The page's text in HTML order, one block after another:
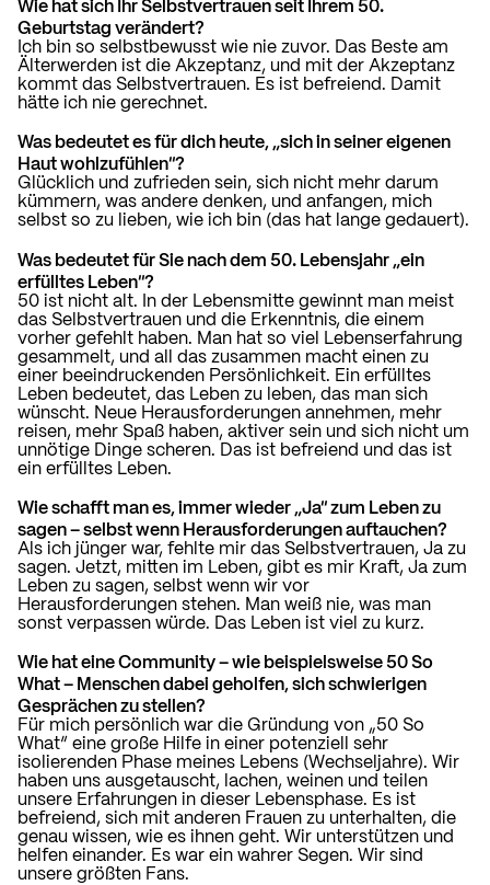
Wie hat sich Ihr Selbstvertrauen seit Ihrem 50.
Geburtstag verändert?
Ich bin so selbstbewusst wie nie zuvor. Das Beste am
Älterwerden ist die Akzeptanz, und mit der Akzeptanz
kommt das Selbstvertrauen. Es ist befreiend. Damit
hätte ich nie gerechnet.
Was bedeutet es für dich heute, „sich in seiner eigenen
Haut wohlzufühlen“?
Glücklich und zufrieden sein, sich nicht mehr darum
kümmern, was andere denken, und anfangen, mich
selbst so zu lieben, wie ich bin (das hat lange gedauert).
Was bedeutet für Sie nach dem 50. Lebensjahr „ein
erfülltes Leben“?
50 ist nicht alt. In der Lebensmitte gewinnt man meist
das Selbstvertrauen und die Erkenntnis, die einem
vorher gefehlt haben. Man hat so viel Lebenserfahrung
gesammelt, und all das zusammen macht einen zu
einer beeindruckenden Persönlichkeit. Ein erfülltes
Leben bedeutet, das Leben zu leben, das man sich
wünscht. Neue Herausforderungen annehmen, mehr
reisen, mehr Spaß haben, aktiver sein und sich nicht um
unnötige Dinge scheren. Das ist befreiend und das ist
ein erfülltes Leben.
Wie schafft man es, immer wieder „Ja“ zum Leben zu
sagen – selbst wenn Herausforderungen auftauchen?
Als ich jünger war, fehlte mir das Selbstvertrauen, Ja zu
sagen. Jetzt, mitten im Leben, gibt es mir Kraft, Ja zum
Leben zu sagen, selbst wenn wir vor
Herausforderungen stehen. Man weiß nie, was man
sonst verpassen würde. Das Leben ist viel zu kurz.
Wie hat eine Community – wie beispielsweise 50 So
What – Menschen dabei geholfen, sich schwierigen
Gesprächen zu stellen?
Für mich persönlich war die Gründung von „50 So
What“ eine große Hilfe in einer potenziell sehr
isolierenden Phase meines Lebens (Wechseljahre). Wir
haben uns ausgetauscht, lachen, weinen und teilen
unsere Erfahrungen in dieser Lebensphase. Es ist
befreiend, sich mit anderen Frauen zu unterhalten, die
genau wissen, wie es ihnen geht. Wir unterstützen und
helfen einander. Es war ein wahrer Segen. Wir sind
unsere größten Fans.